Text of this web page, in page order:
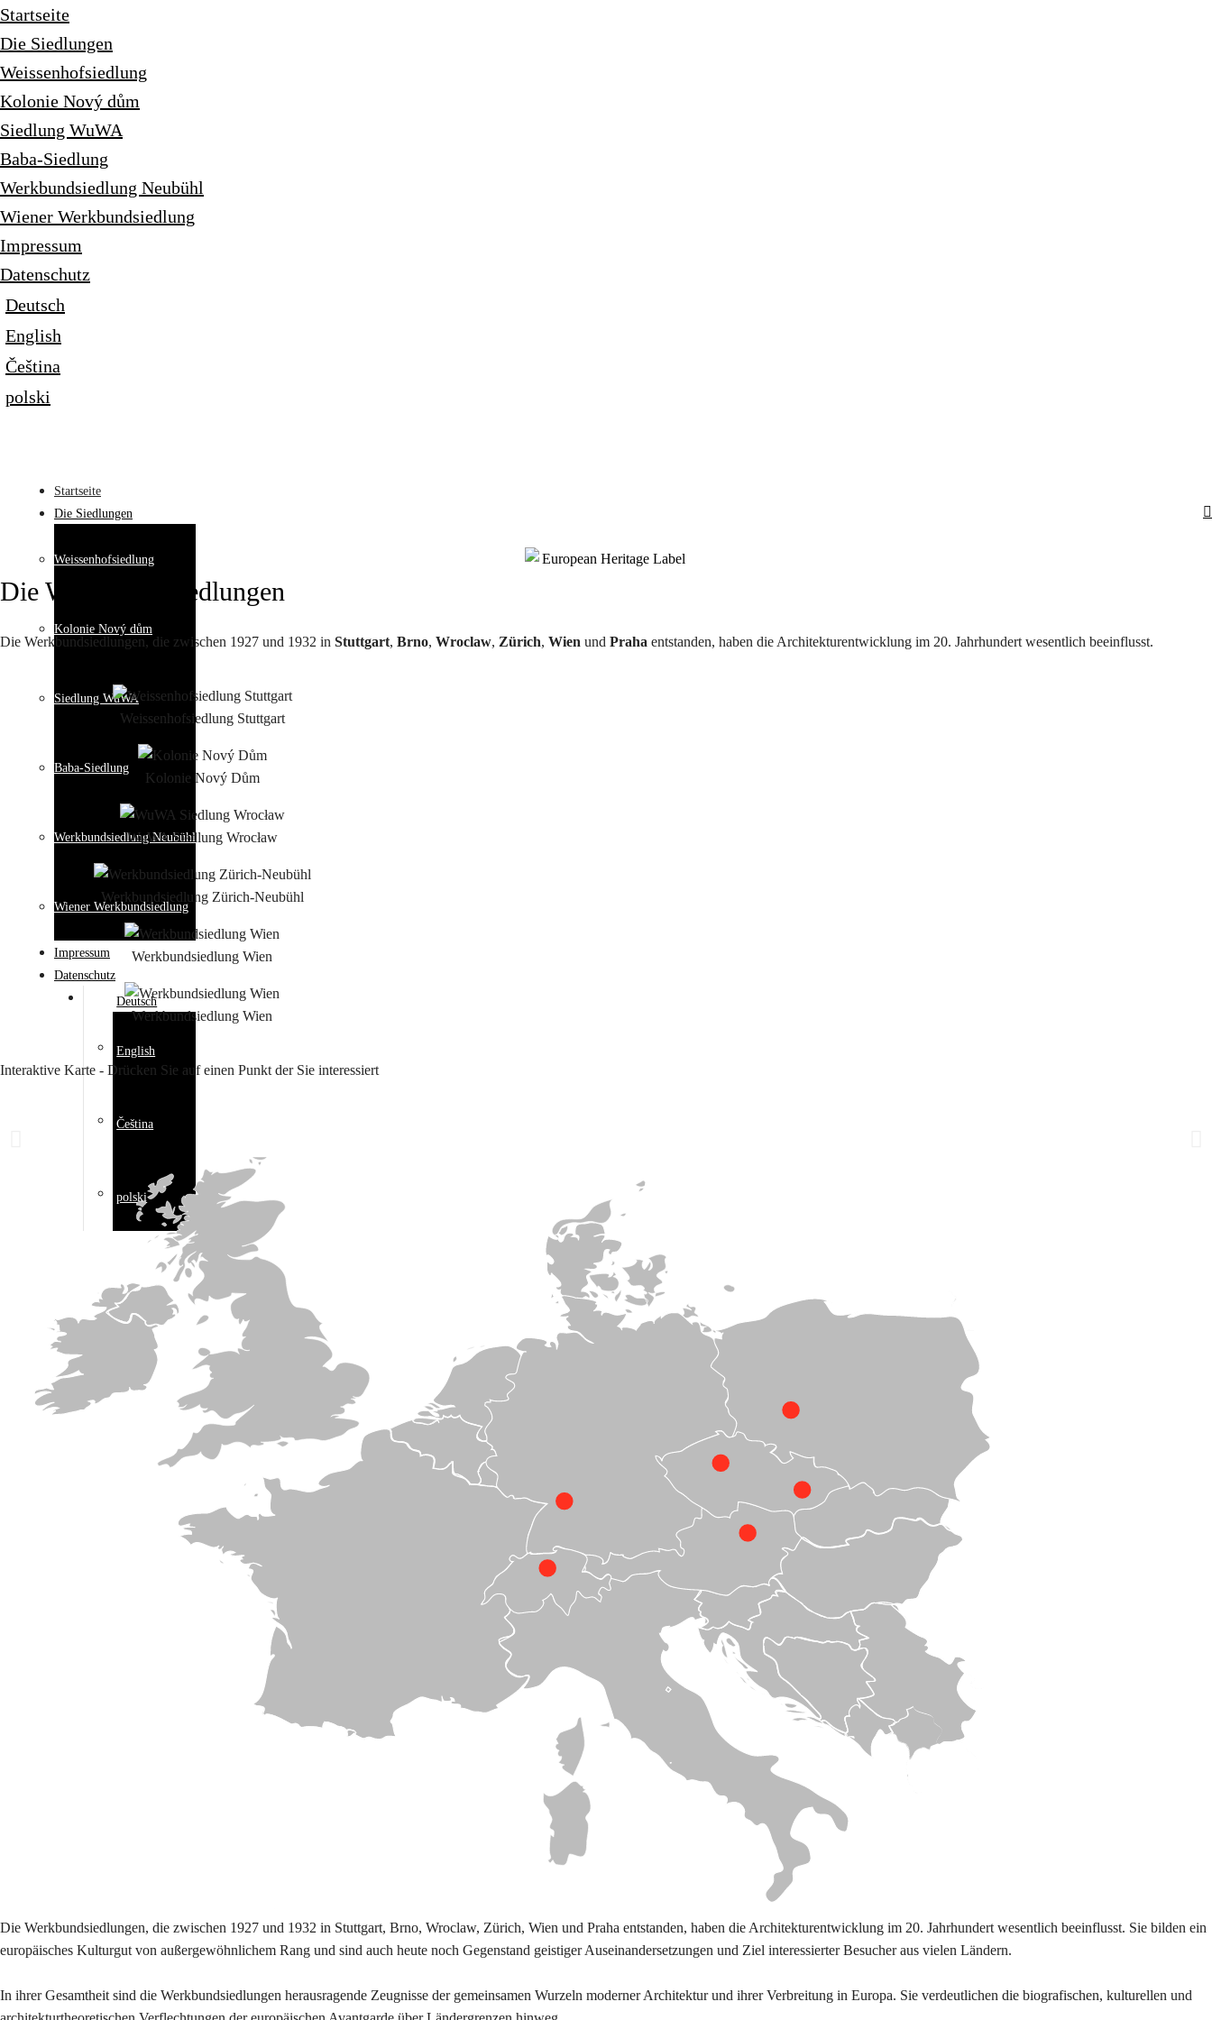
Startseite
Die Siedlungen
Weissenhofsiedlung
Kolonie Nový dům
Siedlung WuWA
Baba-Siedlung
Werkbundsiedlung Neubühl
Wiener Werkbundsiedlung
Impressum
Datenschutz
Deutsch
English
Čeština
polski
Startseite
Die Siedlungen
Weissenhofsiedlung
Kolonie Nový dům
Siedlung WuWA
Baba-Siedlung
Werkbundsiedlung Neubühl
Wiener Werkbundsiedlung
Impressum
Datenschutz
Deutsch
English
Čeština
polski
Die Werkbund Siedlungen
Die Werkbundsiedlungen, die zwischen 1927 und 1932 in Stuttgart, Brno, Wroclaw, Zürich, Wien und Praha entstanden, haben die Architekturentwicklung im 20. Jahrhundert wesentlich beeinflusst.
Weissenhofsiedlung Stuttgart
Kolonie Nový Dům
WuWA Siedlung Wrocław
Werkbundsiedlung Zürich-Neubühl
Werkbundsiedlung Wien
Werkbundsiedlung Wien
Interaktive Karte - Drücken Sie auf einen Punkt der Sie interessiert
Die Werkbundsiedlungen, die zwischen 1927 und 1932 in Stuttgart, Brno, Wroclaw, Zürich, Wien und Praha entstanden, haben die Architekturentwicklung im 20. Jahrhundert wesentlich beeinflusst. Sie bilden ein
europäisches Kulturgut von außergewöhnlichem Rang und sind auch heute noch Gegenstand geistiger Auseinandersetzungen und Ziel interessierter Besucher aus vielen Ländern.
In ihrer Gesamtheit sind die Werkbundsiedlungen herausragende Zeugnisse der gemeinsamen Wurzeln moderner Architektur und ihrer Verbreitung in Europa. Sie verdeutlichen die biografischen, kulturellen und